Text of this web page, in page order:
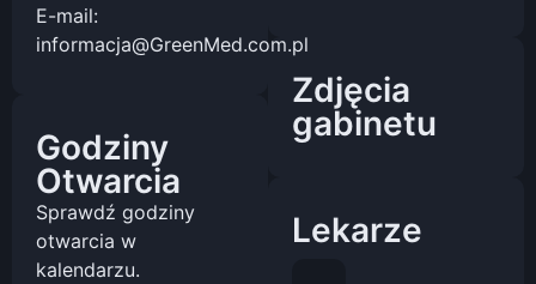
Zdjęcia
gabinetu
Lekarze
E-mail:
informacja@GreenMed.com.pl
Godziny
Otwarcia
Sprawdź godziny
otwarcia w
kalendarzu.